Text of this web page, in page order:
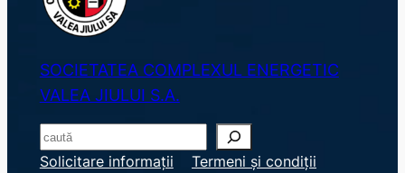
SOCIETATEA COMPLEXUL ENERGETIC
VALEA JIULUI S.A.
S
e
Solicitare informații
Termeni și condiții